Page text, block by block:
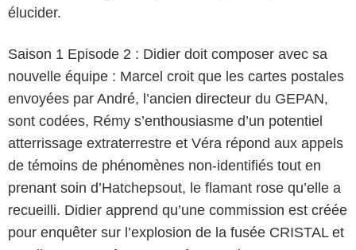
élucider.
Saison 1 Episode 2 : Didier doit composer avec sa
nouvelle équipe : Marcel croit que les cartes postales
envoyées par André, l’ancien directeur du GEPAN,
sont codées, Rémy s’enthousiasme d’un potentiel
atterrissage extraterrestre et Véra répond aux appels
de témoins de phénomènes non-identifiés tout en
prenant soin d’Hatchepsout, le flamant rose qu’elle a
recueilli. Didier apprend qu’une commission est créée
pour enquêter sur l’explosion de la fusée CRISTAL et